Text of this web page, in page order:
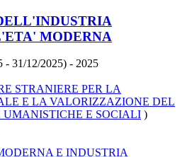
MODERNA
- 31/12/2025) - 2025
STRANIERE PER LA
E LA VALORIZZAZIONE DEL
UMANISTICHE E SOCIALI )
E INDUSTRIA